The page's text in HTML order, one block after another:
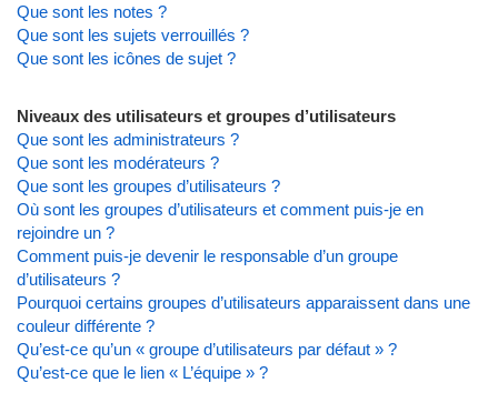
Que sont les notes ?
Que sont les sujets verrouillés ?
Que sont les icônes de sujet ?
Niveaux des utilisateurs et groupes d’utilisateurs
Que sont les administrateurs ?
Que sont les modérateurs ?
Que sont les groupes d’utilisateurs ?
Où sont les groupes d’utilisateurs et comment puis-je en
rejoindre un ?
Comment puis-je devenir le responsable d’un groupe
d’utilisateurs ?
Pourquoi certains groupes d’utilisateurs apparaissent dans une
couleur différente ?
Qu’est-ce qu’un « groupe d’utilisateurs par défaut » ?
Qu’est-ce que le lien « L’équipe » ?